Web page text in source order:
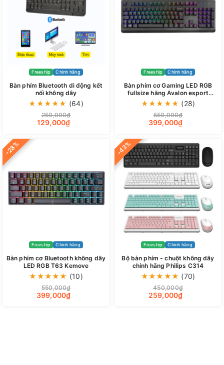
Freeship Chính hãng
Bàn phím Bluetooth di động kết
nối không dây
★ ★★★★ (64)
250,000₫
129,000₫
Freeship Chính hãng
Bàn phím cơ Gaming LED RGB
fullsize hãng Avalon esport
stronghold
★★★ ★★ (28)
550,000₫
399,000₫
-28%
Freeship Chính hãng
Bàn phím cơ Bluetooth không dây
LED RGB T63 Kemove
★ ★★★★ (10)
550,000₫
399,000₫
-43%
Freeship Chính hãng
Bộ bàn phím - chuột không dây
chính hãng Philips C314
★★★ ★★ (70)
450,000₫
259,000₫